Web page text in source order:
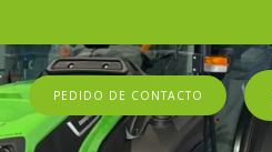
PEDIDO DE CONTACTO